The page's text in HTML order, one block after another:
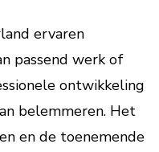
ervaren
passend werk of
ontwikkeling
belemmeren. Het
en de toenemende